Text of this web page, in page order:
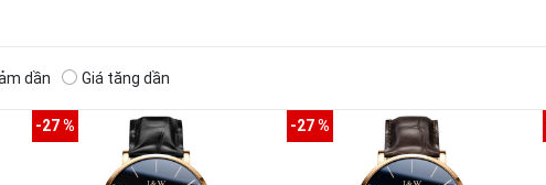
dần Giá tăng dần
-27 % -27 %